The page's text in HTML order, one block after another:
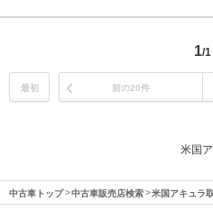
1/1
最初 前の20件
米国
中古車トップ 中古車販売店検索 米国アキュラ